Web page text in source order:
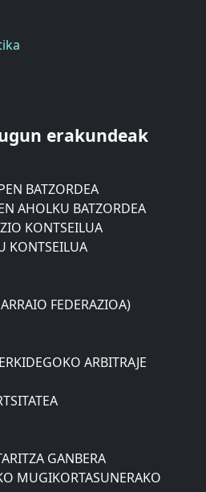
erakundeak
GANBERA
MUGIKORTASUNERAKO
BATZORDEA
AHOLKU BATZORDEA
KONTSEILUA
KONTSEILUA
FEDERAZIOA)
ARBITRAJE
GANBERA
MUGIKORTASUNERAKO